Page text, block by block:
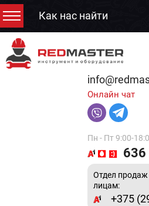
Как нас найти
Онлайн чат
Пн - Пт 9:00-
636
Отдел
лицам:
+375